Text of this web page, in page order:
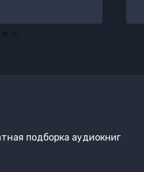
подборка аудиокниг